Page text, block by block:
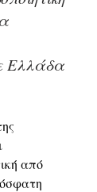
Ελλάδα
από